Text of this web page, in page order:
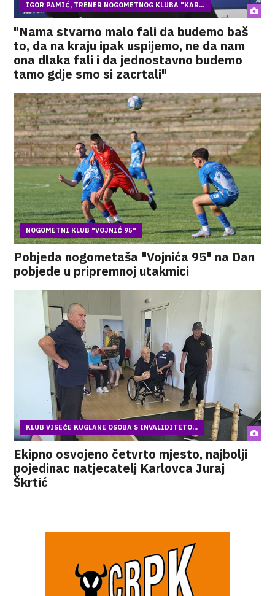
IGOR PAMIĆ, TRENER NOGOMETNOG KLUBA "KAR...
"Nama stvarno malo fali da budemo baš
to, da na kraju ipak uspijemo, ne da nam
ona dlaka fali i da jednostavno budemo
tamo gdje smo si zacrtali"
NOGOMETNI KLUB "VOJNIĆ 95"
Pobjeda nogometaša "Vojnića 95" na Dan
pobjede u pripremnoj utakmici
KLUB VISEĆE KUGLANE OSOBA S INVALIDITETO...
Ekipno osvojeno četvrto mjesto, najbolji
pojedinac natjecatelj Karlovca Juraj
Škrtić